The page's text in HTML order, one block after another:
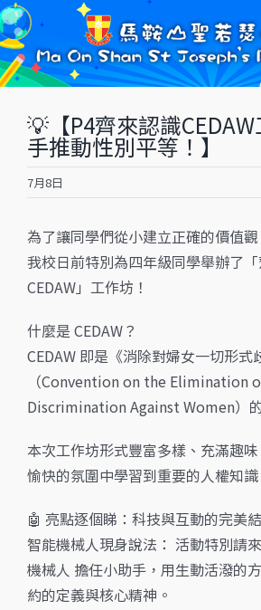
Skip
to
content
💡【P4齊來認識
手推動性別平等！】
7月8日
為了讓同學們從小建立正確的價值觀
我校日前特別為四年級同學舉辦了
CEDAW」工作坊！
什麼是 CEDAW？
CEDAW 即是《消除對婦女一切形式
（Convention on the Elimination
Discrimination Against Women）
本次工作坊形式豐富多樣、充滿趣
愉快的氛圍中學習到重要的人權知識
🤖 亮點逐個睇：科技與互動的完美
智能機械人現身說法： 活動特別請
機械人 擔任小助手，用生動活潑的
約的定義與核心精神。